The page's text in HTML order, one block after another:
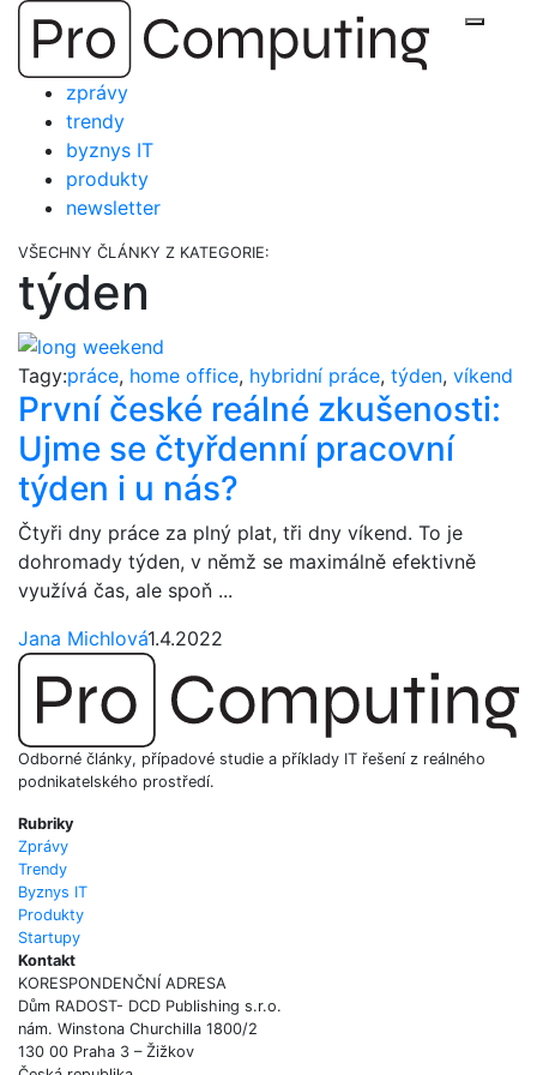
Přejít
obsah
zprávy
trendy
byznys IT
produkty
newsletter
VŠECHNY ČLÁNKY Z KATEGORIE:
týden
Tagy:práce, home office, hybridní práce, týden, víkend
První české reálné zkušenosti:
Ujme se čtyřdenní pracovní
týden i u nás?
Čtyři dny práce za plný plat, tři dny víkend. To je
dohromady týden, v němž se maximálně efektivně
využívá čas, ale spoň ...
Jana Michlová1.4.2022
Odborné články, případové studie a příklady IT řešení z reálného
podnikatelského prostředí.
Rubriky
Zprávy
Trendy
Byznys IT
Produkty
Startupy
Kontakt
KORESPONDENČNÍ ADRESA
Dům RADOST- DCD Publishing s.r.o.
nám. Winstona Churchilla 1800/2
130 00 Praha 3 – Žižkov